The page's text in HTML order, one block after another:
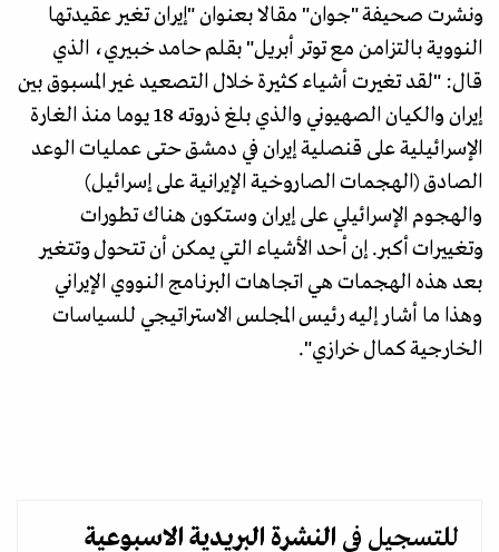
ونشرت صحيفة "جوان" مقالا بعنوان "إيران تغير عقيدتها
النووية بالتزامن مع توتر أبريل" بقلم حامد خبيري، الذي
قال: "لقد تغيرت أشياء كثيرة خلال التصعيد غير المسبوق بين
إيران والكيان الصهيوني والذي بلغ ذروته 18 يوما منذ الغارة
الإسرائيلية على قنصلية إيران في دمشق حتى عمليات الوعد
الصادق (الهجمات الصاروخية الإيرانية على إسرائيل)
والهجوم الإسرائيلي على إيران وستكون هناك تطورات
وتغييرات أكبر. إن أحد الأشياء التي يمكن أن تتحول وتتغير
بعد هذه الهجمات هي اتجاهات البرنامج النووي الإيراني
وهذا ما أشار إليه رئيس المجلس الاستراتيجي للسياسات
الخارجية كمال خرازي".
للتسجيل في النشرة البريدية الاسبوعية